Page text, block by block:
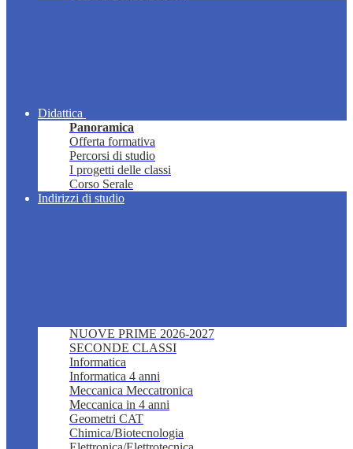
Didattica
Panoramica
Offerta formativa
Percorsi di studio
I progetti delle classi
Corso Serale
Indirizzi di studio
NUOVE PRIME 2026-2027
SECONDE CLASSI
Informatica
Informatica 4 anni
Meccanica Meccatronica
Meccanica in 4 anni
Geometri CAT
Chimica/Biotecnologia